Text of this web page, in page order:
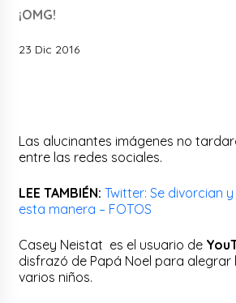
¡OMG!
23 Dic 2016
Las alucinantes imágenes no
entre las redes sociales.
LEE TAMBIÉN: Twitter: Se divorcian
esta manera – FOTOS
Casey Neistat es el usuario de
disfrazó de Papá Noel para alegrar
varios niños.